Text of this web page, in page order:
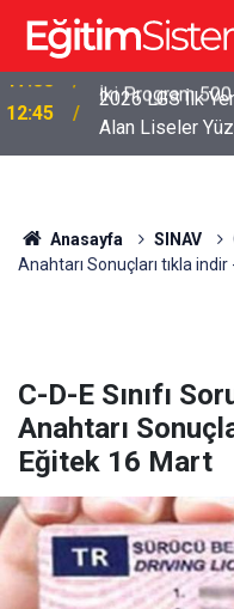
12:45
2026 LGS İlk
Alan Liseler
Anasayfa SINAV
Anahtarı Sonuçları tıkla
C-D-E Sınıfı
Anahtarı
Eğitek 16 Mart